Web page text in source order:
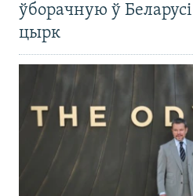
ўборачную ў
цырк